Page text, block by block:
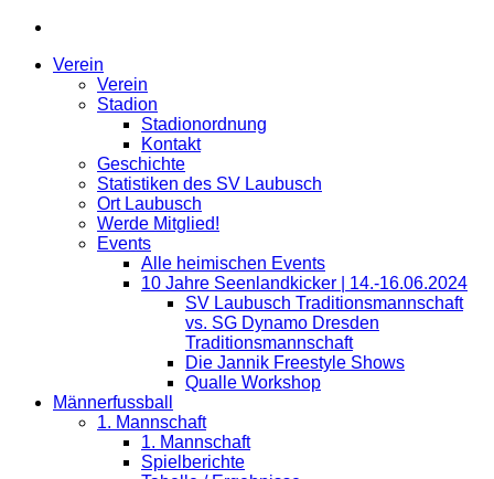
Verein
Verein
Stadion
Stadionordnung
Kontakt
Geschichte
Statistiken des SV Laubusch
Ort Laubusch
Werde Mitglied!
Events
Alle heimischen Events
10 Jahre Seenlandkicker | 14.-16.06.2024
SV Laubusch Traditionsmannschaft
vs. SG Dynamo Dresden
Traditionsmannschaft
Die Jannik Freestyle Shows
Qualle Workshop
Männerfussball
1. Mannschaft
1. Mannschaft
Spielberichte